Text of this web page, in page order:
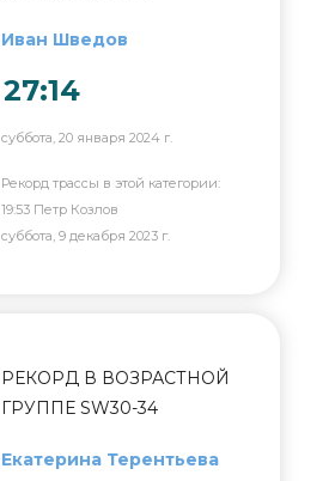
Иван Шведов
27:14
суббота, 20 января 2024 г.
Рекорд трассы в этой категории:
19:53 Петр Козлов
суббота, 9 декабря 2023 г.
РЕКОРД В ВОЗРАСТНОЙ
ГРУППЕ SW30-34
Екатерина Терентьева